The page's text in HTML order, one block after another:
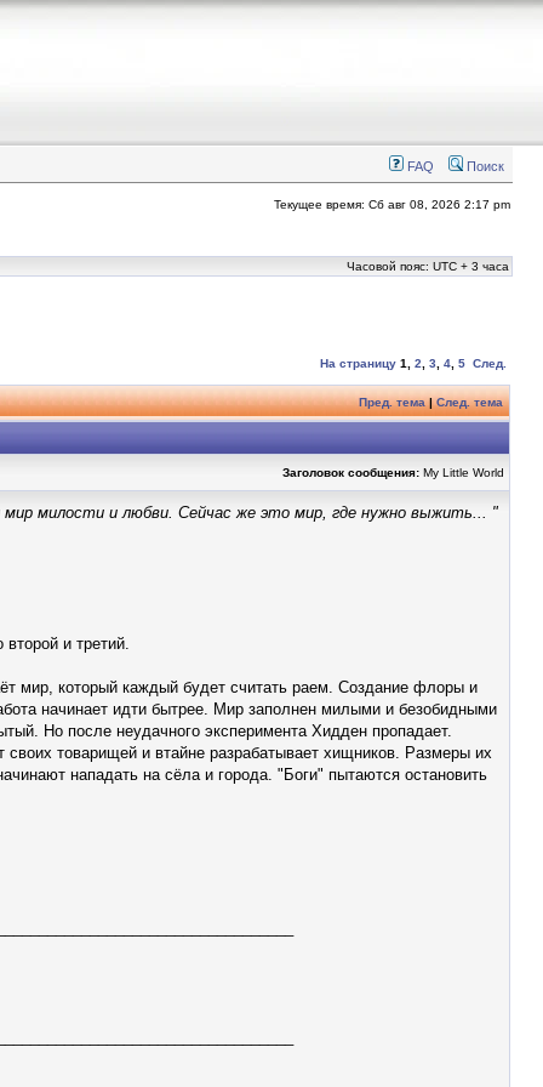
FAQ Поиск
Текущее время: Сб авг 08, 2026 2:17 pm
Часовой пояс: UTC + 3 часа
На страницу 1 2 3 4 5 След.
Пред. тема|След. тема
Заголовок сообщения: My Little World
милости и любви. Сейчас же это мир, где нужно выжить... "
и третий.
мир, который каждый будет считать раем. Создание флоры и
начинает идти бытрее. Мир заполнен милыми и безобидными
Но после неудачного эксперимента Хидден пропадает.
товарищей и втайне разрабатывает хищников. Размеры их
нападать на сёла и города. "Боги" пытаются остановить